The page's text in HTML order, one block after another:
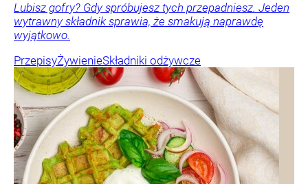
Lubisz gofry? Gdy spróbujesz tych przepadniesz. Jeden
wytrawny składnik sprawia, że smakują naprawdę
wyjątkowo.
PrzepisyŻywienieSkładniki odżywcze